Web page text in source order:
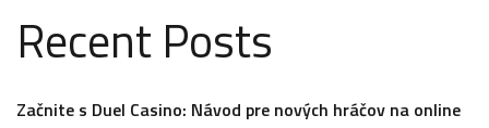
Recent Posts
Začnite s Duel Casino: Návod pre nových hráčov na online